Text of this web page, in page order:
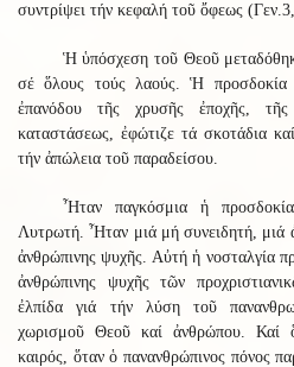
συντρίψει τήν κεφαλή τοῦ ὄφεως
Ἡ ὑπόσχεση τοῦ Θεοῦ
σέ ὅλους τούς λαούς. Ἡ προσδοκία
ἐπανόδου τῆς χρυσῆς ἐποχῆς, τῆς
καταστάσεως, ἐφώτιζε τά σκοτάδια
τήν ἀπώλεια τοῦ παραδείσου.
Ἦταν παγκόσμια ἡ
Λυτρωτή. Ἦταν μιά μή συνειδητή, μιά
ἀνθρώπινης ψυχῆς. Αὐτή ἡ νοσταλγία
ἀνθρώπινης ψυχῆς τῶν
ἐλπίδα γιά τήν λύση τοῦ
χωρισμοῦ Θεοῦ καί ἀνθρώπου. Καί
καιρός, ὅταν ὁ πανανθρώπινος πόνος